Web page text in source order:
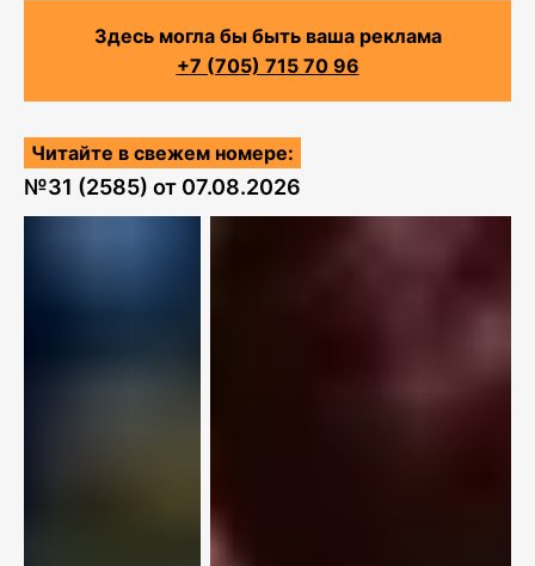
Здесь могла бы быть ваша реклама
+7 (705) 715 70 96
Читайте в свежем номере:
№31 (2585) от 07.08.2026